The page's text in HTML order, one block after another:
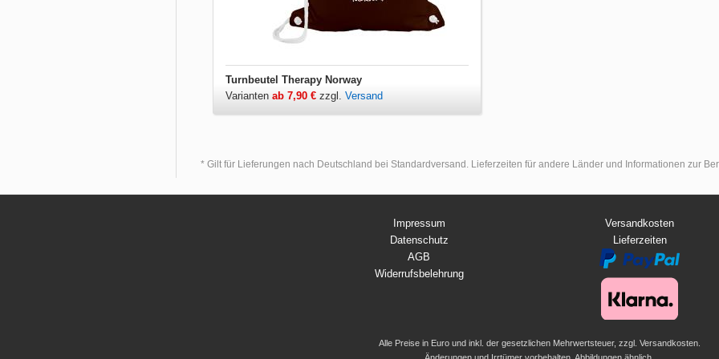
Turnbeutel Therapy Norway
Varianten ab 7,90 € zzgl. Versand
* Gilt für Lieferungen nach Deutschland bei Standardversand. Lieferzeiten für andere Länder und Informationen zur
Impressum
Datenschutz
AGB
Widerrufsbelehrung
Versandkosten
Lieferzeiten
Alle Preise in Euro und inkl. der gesetzlichen Mehrwertsteuer, zzgl. Versandkosten.